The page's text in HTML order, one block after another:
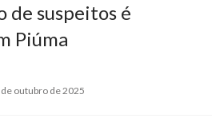
de suspeitos é
Piúma
outubro de 2025